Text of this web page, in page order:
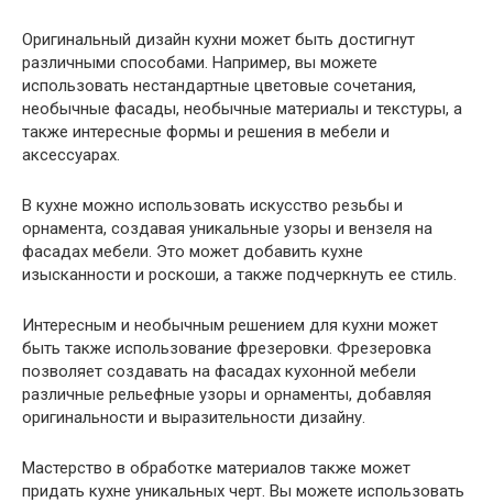
Оригинальный дизайн кухни может быть достигнут
различными способами. Например, вы можете
использовать нестандартные цветовые сочетания,
необычные фасады, необычные материалы и текстуры, а
также интересные формы и решения в мебели и
аксессуарах.
В кухне можно использовать искусство резьбы и
орнамента, создавая уникальные узоры и вензеля на
фасадах мебели. Это может добавить кухне
изысканности и роскоши, а также подчеркнуть ее стиль.
Интересным и необычным решением для кухни может
быть также использование фрезеровки. Фрезеровка
позволяет создавать на фасадах кухонной мебели
различные рельефные узоры и орнаменты, добавляя
оригинальности и выразительности дизайну.
Мастерство в обработке материалов также может
придать кухне уникальных черт. Вы можете использовать